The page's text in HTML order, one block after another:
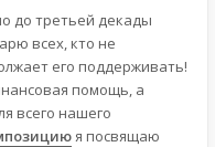
до третьей декады
всех, кто не
его поддерживать!
помощь, а
всего нашего
я посвящаю